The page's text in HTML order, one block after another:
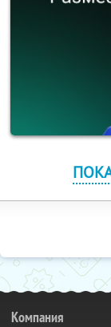
Компания